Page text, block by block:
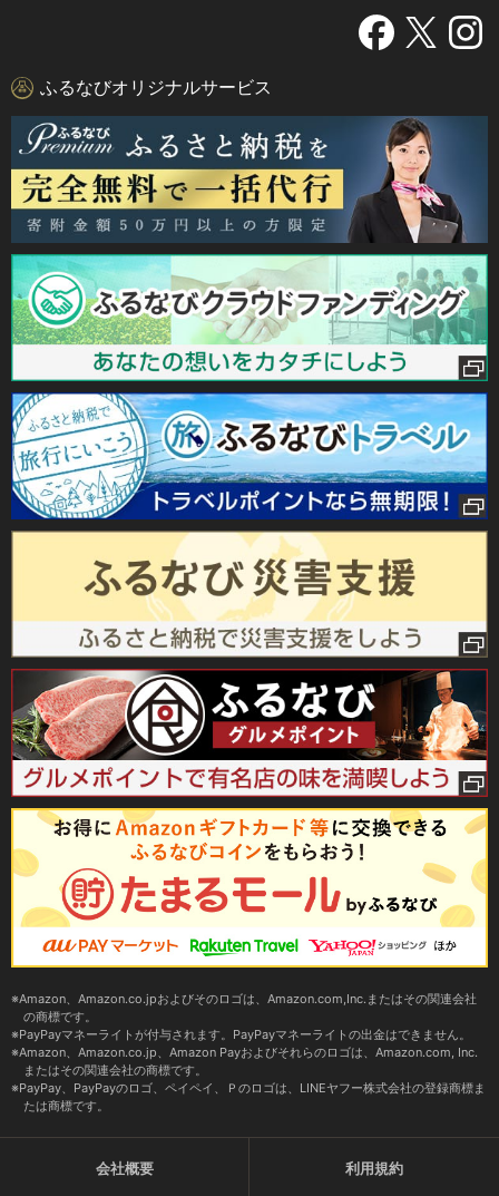
ふるなびオリジナルサービス
Amazon、Amazon.co.jpおよびそのロゴは、Amazon.com,Inc.またはその関連会社
の商標です。
PayPayマネーライトが付与されます。PayPayマネーライトの出金はできません。
Amazon、Amazon.co.jp、Amazon Payおよびそれらのロゴは、Amazon.com, Inc.
またはその関連会社の商標です。
PayPay、PayPayのロゴ、ペイペイ、Ｐのロゴは、LINEヤフー株式会社の登録商標ま
たは商標です。
会社概要 利用規約